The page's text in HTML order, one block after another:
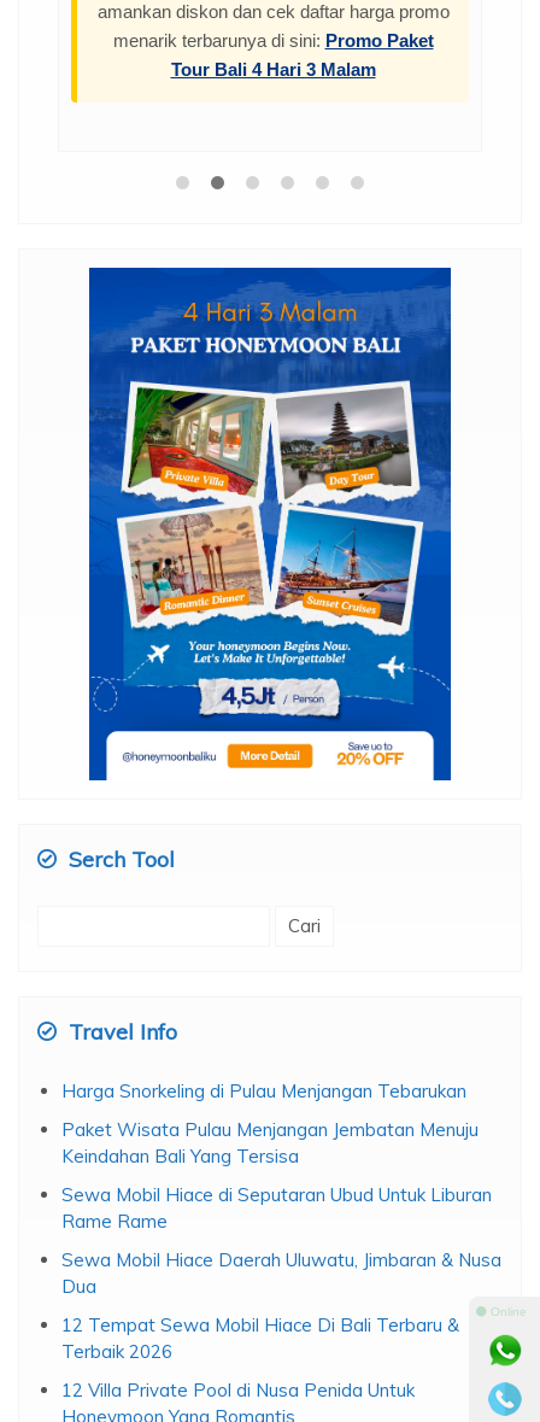
amankan diskon dan cek daftar harga promo
menarik terbarunya di sini: Promo Paket
Tour Bali 4 Hari 3 Malam
Serch Tool
Travel Info
Harga Snorkeling di Pulau Menjangan Tebarukan
Paket Wisata Pulau Menjangan Jembatan Menuju
Keindahan Bali Yang Tersisa
Sewa Mobil Hiace di Seputaran Ubud Untuk Liburan
Rame Rame
Sewa Mobil Hiace Daerah Uluwatu, Jimbaran & Nusa
Dua
12 Tempat Sewa Mobil Hiace Di Bali Terbaru &
Terbaik 2026
12 Villa Private Pool di Nusa Penida Untuk
Honeymoon Yang Romantis
⚫ Online